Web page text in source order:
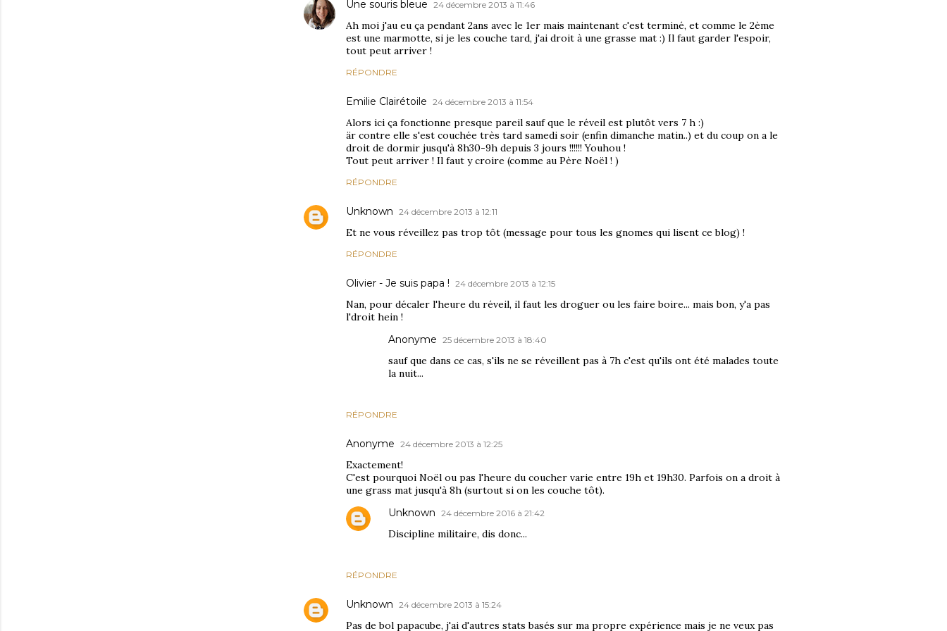
Une souris bleue 24 décembre 2013 à 11:46
Ah moi j'au eu ça pendant 2ans avec le 1er mais maintenant c'est terminé, et comme le 2ème
est une marmotte, si je les couche tard, j'ai droit à une grasse mat :) Il faut garder l'espoir,
tout peut arriver !
RÉPONDRE
Emilie Clairétoile 24 décembre 2013 à 11:54
Alors ici ça fonctionne presque pareil sauf que le réveil est plutôt vers 7 h :)
är contre elle s'est couchée très tard samedi soir (enfin dimanche matin..) et du coup on a le
droit de dormir jusqu'à 8h30-9h depuis 3 jours !!!!!! Youhou !
Tout peut arriver ! Il faut y croire (comme au Père Noël ! )
RÉPONDRE
Unknown 24 décembre 2013 à 12:11
Et ne vous réveillez pas trop tôt (message pour tous les gnomes qui lisent ce blog) !
RÉPONDRE
Olivier - Je suis papa ! 24 décembre 2013 à 12:15
Nan, pour décaler l'heure du réveil, il faut les droguer ou les faire boire... mais bon, y'a pas
l'droit hein !
RÉPONDRE
Anonyme 25 décembre 2013 à 18:40
sauf que dans ce cas, s'ils ne se réveillent pas à 7h c'est qu'ils ont été malades toute
la nuit...
Anonyme 24 décembre 2013 à 12:25
Exactement!
C'est pourquoi Noël ou pas l'heure du coucher varie entre 19h et 19h30. Parfois on a droit à
une grass mat jusqu'à 8h (surtout si on les couche tôt).
RÉPONDRE
Unknown 24 décembre 2016 à 21:42
Discipline militaire, dis donc...
Unknown 24 décembre 2013 à 15:24
Pas de bol papacube, j'ai d'autres stats basés sur ma propre expérience mais je ne veux pas